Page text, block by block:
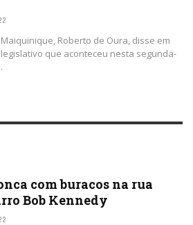
Roberto de Oura, disse em
que aconteceu nesta segunda-
com buracos na rua
Bob Kennedy